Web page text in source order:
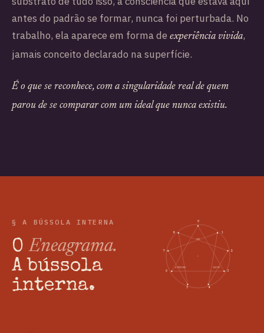
antes do padrão se formar, nunca foi perturbada. No
trabalho, ela aparece em forma de experiência vivida,
jamais conceito declarado na superfície.
É o que se reconhece, com a singularidade real de quem
parou de se comparar com um ideal que nunca existiu.
§ A BÚSSOLA INTERNA
OEneagrama.
A bússola
interna.
SER
ENTENDER SENTIR
9
1
2
3
4
5
6
7
8